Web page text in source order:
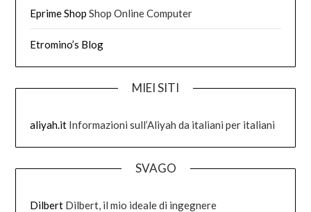
Eprime Shop Shop Online Computer
Etromino’s Blog
MIEI SITI
aliyah.it Informazioni sull’Aliyah da italiani per italiani
SVAGO
Dilbert Dilbert, il mio ideale di ingegnere